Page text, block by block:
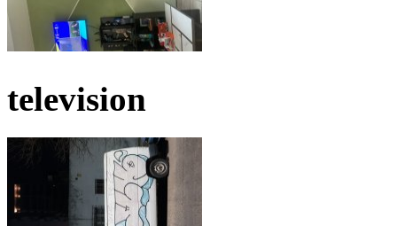
television